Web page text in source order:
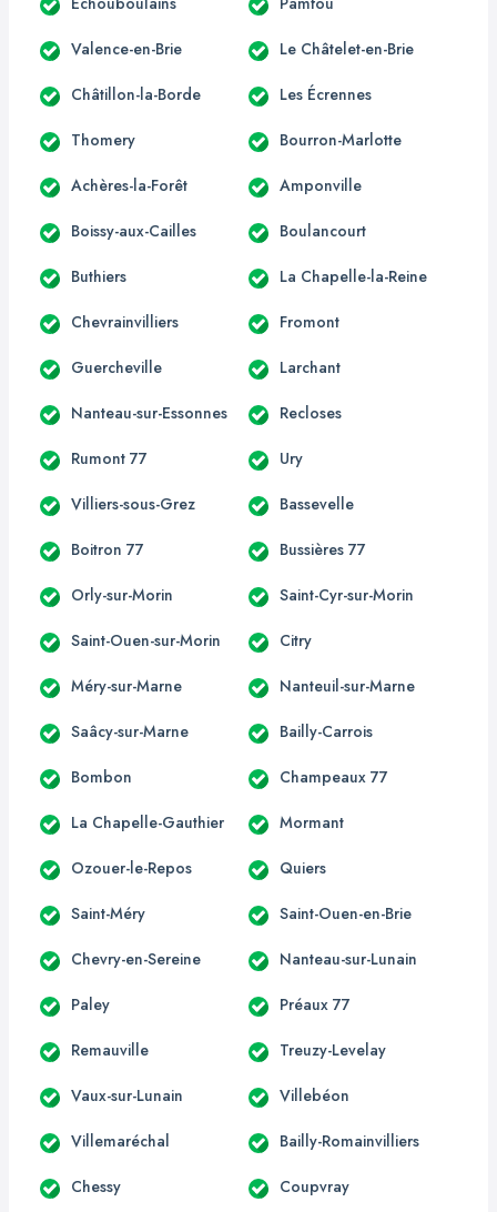
Valence-en-Brie Le Châtelet-en-Brie
Châtillon-la-Borde Les Écrennes
Thomery Bourron-Marlotte
Achères-la-Forêt Amponville
Boissy-aux-Cailles Boulancourt
Buthiers La Chapelle-la-Reine
Chevrainvilliers Fromont
Guercheville Larchant
Nanteau-sur-Essonnes Recloses
Rumont 77 Ury
Villiers-sous-Grez Bassevelle
Boitron 77 Bussières 77
Orly-sur-Morin Saint-Cyr-sur-Morin
Saint-Ouen-sur-Morin Citry
Méry-sur-Marne Nanteuil-sur-Marne
Saâcy-sur-Marne Bailly-Carrois
Bombon Champeaux 77
La Chapelle-Gauthier Mormant
Ozouer-le-Repos Quiers
Saint-Méry Saint-Ouen-en-Brie
Chevry-en-Sereine Nanteau-sur-Lunain
Paley Préaux 77
Remauville Treuzy-Levelay
Vaux-sur-Lunain Villebéon
Villemaréchal Bailly-Romainvilliers
Chessy Coupvray